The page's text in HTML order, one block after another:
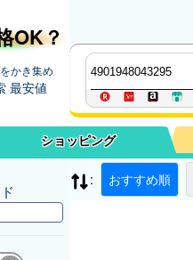
OK？
かき集め
最安値
ショッピング
: おすすめ順